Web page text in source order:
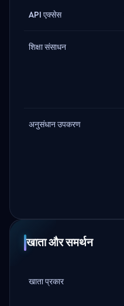
API एक्सेस
शिक्षा संसाधन
अनुसंधान उपकरण
खाता और समर्थन
खाता प्रकार